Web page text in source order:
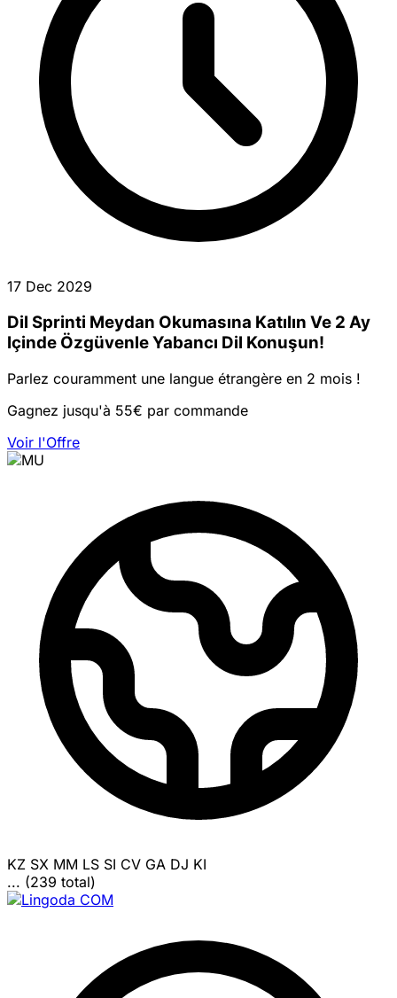
17 Dec 2029
Dil Sprinti Meydan Okumasına Katılın Ve 2 Ay
Içinde Özgüvenle Yabancı Dil Konuşun!
Parlez couramment une langue étrangère en 2 mois !
Gagnez jusqu'à 55€ par commande
Voir l'Offre
KZ SX MM LS SI CV GA DJ KI
... (239 total)